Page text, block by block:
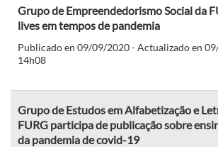
Grupo de Empreendedorismo Social da
lives em tempos de pandemia
Publicado en 09/09/2020 - Actualizado en
14h08
Grupo de Estudos em Alfabetização e
FURG participa de publicação sobre
da pandemia de covid-19